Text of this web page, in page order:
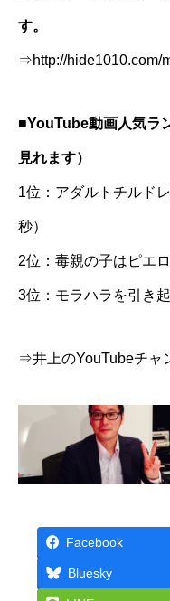
す。
⇒http://hide1010.com/
■YouTube動画人気ラ
見れます）
1位：アダルトチルド
秒）
2位：毒親の子はピエ
3位：モラハラを引き
⇒井上のYouTubeチャ
Facebook
Bluesky